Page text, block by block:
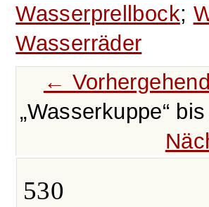
Wasserprellbock;
Wasserräder
←
Wasserkuppe
530